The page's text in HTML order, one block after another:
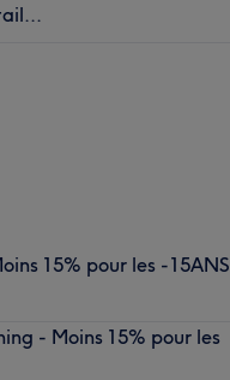
15% pour les -15ANS
- Moins 15% pour les